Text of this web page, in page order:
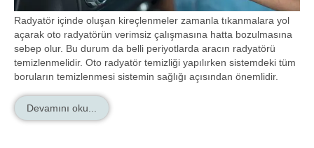
Radyatör içinde oluşan kireçlenmeler zamanla tıkanmalara yol
açarak oto radyatörün verimsiz çalışmasına hatta bozulmasına
sebep olur. Bu durum da belli periyotlarda aracın radyatörü
temizlenmelidir. Oto radyatör temizliği yapılırken sistemdeki tüm
boruların temizlenmesi sistemin sağlığı açısından önemlidir.
Devamını oku...